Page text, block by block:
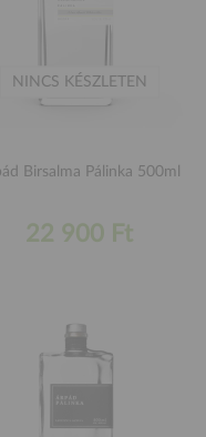
NINCS KÉSZLETEN
Birsalma Pálinka 500ml
22 900 Ft